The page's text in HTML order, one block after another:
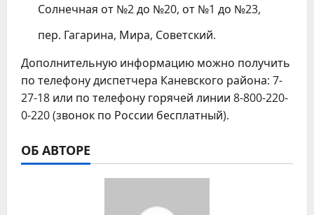
Солнечная от №2 до №20, от №1 до №23,
пер. Гагарина, Мира, Советский.
Дополнительную информацию можно получить
по телефону диспетчера Каневского района: 7-
27-18 или по телефону горячей линии 8-800-220-
0-220 (звонок по России бесплатный).
ОБ АВТОРЕ